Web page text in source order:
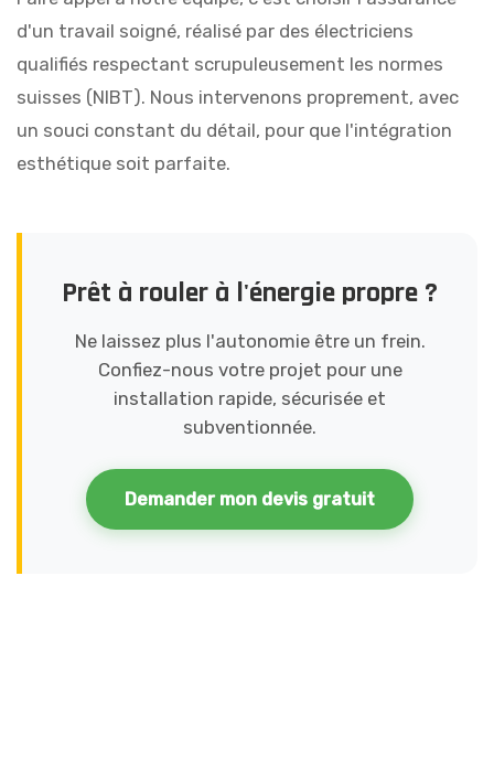
d'un travail soigné, réalisé par des électriciens
qualifiés respectant scrupuleusement les normes
suisses (NIBT). Nous intervenons proprement, avec
un souci constant du détail, pour que l'intégration
esthétique soit parfaite.
Prêt à rouler à l'énergie propre ?
Ne laissez plus l'autonomie être un frein.
Confiez-nous votre projet pour une
installation rapide, sécurisée et
subventionnée.
Demander mon devis gratuit